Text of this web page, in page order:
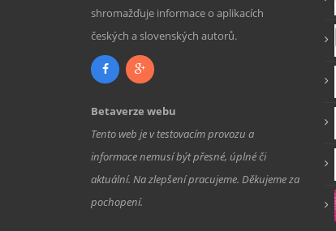
shromažďuje informace o aplikacích
českých a slovenských autorů.
Betaverze webu
Tento web je v testovacím provozu a
informace nemusí být přesné, úplné či
aktuální. Na zlepšení pracujeme. Děkujeme za
pochopení.